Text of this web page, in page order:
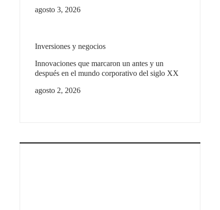
agosto 3, 2026
Inversiones y negocios
Innovaciones que marcaron un antes y un
después en el mundo corporativo del siglo XX
agosto 2, 2026